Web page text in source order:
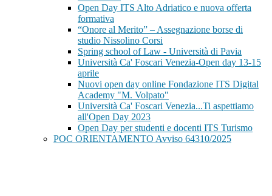
Open Day ITS Alto Adriatico e nuova offerta
formativa
“Onore al Merito” – Assegnazione borse di
studio Nissolino Corsi
Spring school of Law - Università di Pavia
Università Ca' Foscari Venezia-Open day 13-15
aprile
Nuovi open day online Fondazione ITS Digital
Academy "M. Volpato"
Università Ca' Foscari Venezia...Ti aspettiamo
all'Open Day 2023
Open Day per studenti e docenti ITS Turismo
POC ORIENTAMENTO Avviso 64310/2025